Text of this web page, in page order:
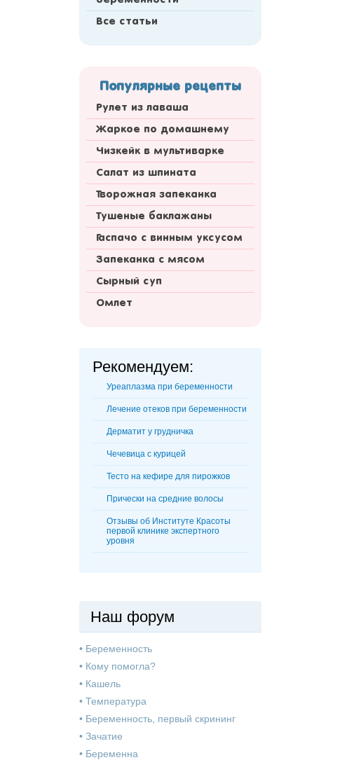
Все статьи
Популярные рецепты
Рулет из лаваша
Жаркое по домашнему
Чизкейк в мультиварке
Салат из шпината
Творожная запеканка
Тушеные баклажаны
Гаспачо с винным уксусом
Запеканка с мясом
Сырный суп
Омлет
Рекомендуем:
Уреаплазма при беременности
Лечение отеков при беременности
Дерматит у грудничка
Чечевица с курицей
Тесто на кефире для пирожков
Прически на средние волосы
Отзывы об Институте Красоты
первой клинике экспертного
уровня
Наш форум
• Беременность
• Кому помогла?
• Кашель
• Температура
• Беременность, первый скрининг
• Зачатие
• Беременна